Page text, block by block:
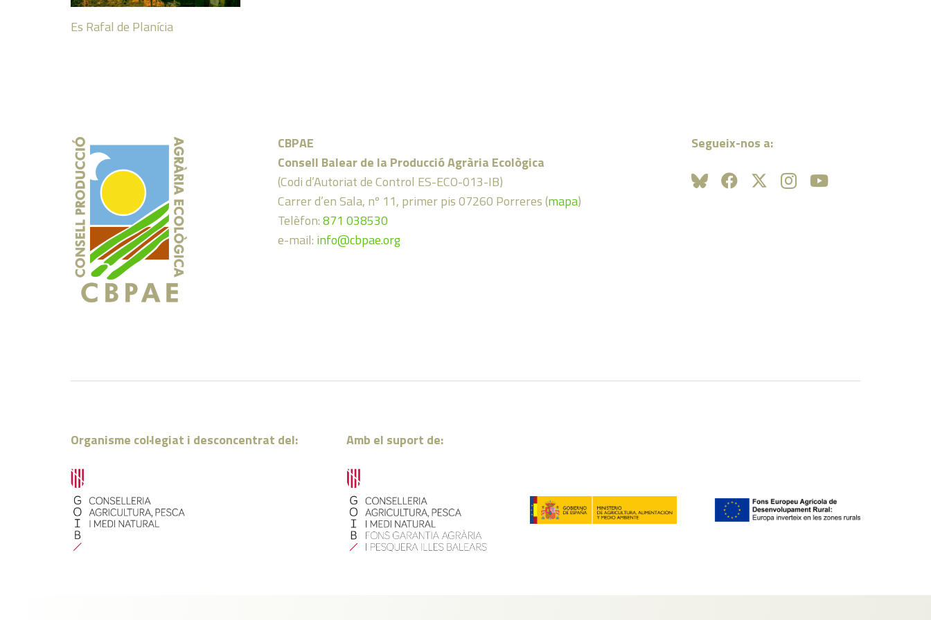
Es Rafal de Planícia
CBPAE
Consell Balear de la Producció Agrària Ecològica
(Codi d’Autoriat de Control ES-ECO-013-IB)
Carrer d’en Sala, nº 11, primer pis 07260 Porreres (mapa)
Telèfon:871 038530
e-mail: info@cbpae.org
Segueix-nos a:
Organisme col·legiat i desconcentrat del: Amb el suport de: